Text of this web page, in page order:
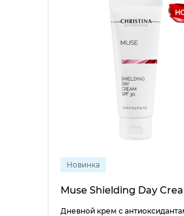
Новинка
Дневной крем с